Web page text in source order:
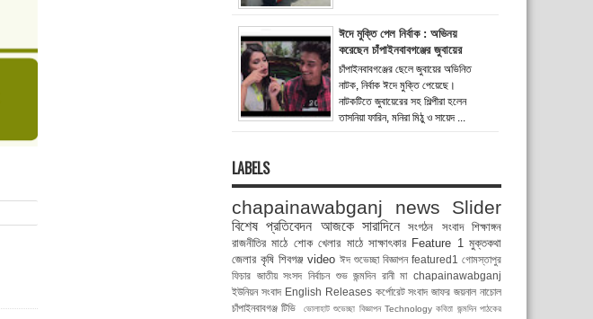
ঈদে মুক্তি পেল নির্বাক : অভিনয়
করেছেন চাঁপাইনবাবগঞ্জের জুবায়ের
চাঁপাইনবাবগঞ্জের ছেলে জুবায়ের অভিনিত
নাটক, নির্বাক ঈদে মুক্তি পেয়েছে।
নাটকটিতে জুবায়েরের সহ শিল্পীরা হলেন
তাসনিয়া ফারিন, মনিরা মিঠু ও সায়েদ ...
LABELS
chapainawabganj news Slider
বিশেষ প্রতিবেদন আজকে সারাদিনে সংগঠন সংবাদ
শিক্ষাঙ্গন
রাজনীতির মাঠে শোক খেলার মাঠে সাক্ষাৎকার Feature 1 মুক্তকথা
জেলার কৃষি শিবগঞ্জ video ঈদ শুভেচ্ছা বিজ্ঞাপন featured1 গোমস্তাপুর
ফিচার জাতীয় সংসদ নির্বাচন শুভ জন্মদিন রানী মা chapainawabganj
ইউনিয়ন সংবাদ English Releases কর্পোরেট সংবাদ জাফর জয়নাল নাচোল
চাঁপাইনবাবগঞ্জ টিভি
ভোলাহাট শুভেচ্ছা বিজ্ঞাপন Technology কবিতা জন্মদিন পাঠকের